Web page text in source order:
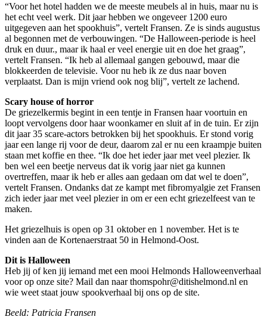
“Voor het hotel hadden we de meeste meubels al in huis, maar nu is
het echt veel werk. Dit jaar hebben we ongeveer 1200 euro
uitgegeven aan het spookhuis”, vertelt Fransen. Ze is sinds augustus
al begonnen met de verbouwingen. “De Halloween-periode is heel
druk en duur., maar ik haal er veel energie uit en doe het graag”,
vertelt Fransen. “Ik heb al allemaal gangen gebouwd, maar die
blokkeerden de televisie. Voor nu heb ik ze dus naar boven
verplaatst. Dan is mijn vriend ook nog blij”, vertelt ze lachend.
Scary house of horror
De griezelkermis begint in een tentje in Fransen haar voortuin en
loopt vervolgens door haar woonkamer en sluit af in de tuin. Er zijn
dit jaar 35 scare-actors betrokken bij het spookhuis. Er stond vorig
jaar een lange rij voor de deur, daarom zal er nu een kraampje buiten
staan met koffie en thee. “Ik doe het ieder jaar met veel plezier. Ik
ben wel een beetje nerveus dat ik vorig jaar niet ga kunnen
overtreffen, maar ik heb er alles aan gedaan om dat wel te doen”,
vertelt Fransen. Ondanks dat ze kampt met fibromyalgie zet Fransen
zich ieder jaar met veel plezier in om er een echt griezelfeest van te
maken.
Het griezelhuis is open op 31 oktober en 1 november. Het is te
vinden aan de Kortenaerstraat 50 in Helmond-Oost.
Dit is Halloween
Heb jij of ken jij iemand met een mooi Helmonds Halloweenverhaal
voor op onze site? Mail dan naar thomspohr@ditishelmond.nl en
wie weet staat jouw spookverhaal bij ons op de site.
Beeld: Patricia Fransen